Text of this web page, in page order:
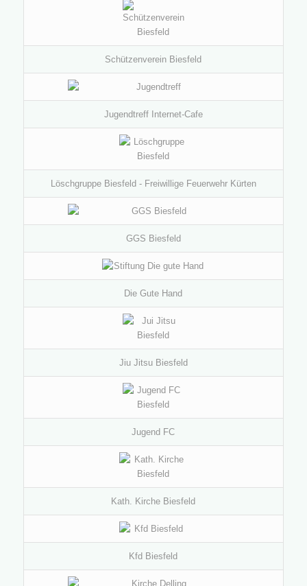
Schützenverein Biesfeld
Jugendtreff Internet-Cafe
Löschgruppe Biesfeld - Freiwillige Feuerwehr Kürten
GGS Biesfeld
Die Gute Hand
Jiu Jitsu Biesfeld
Jugend FC
Kath. Kirche Biesfeld
Kfd Biesfeld